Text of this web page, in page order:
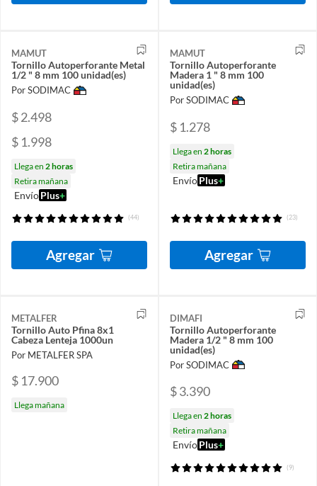
MAMUT
Tornillo Autoperforante Metal
1/2 " 8 mm 100 unidad(es)
Por SODIMAC
$ 2.498
$ 1.998
Llega en 2 horas
Retira mañana
EnvíoPlus+
(44)
Agregar
MAMUT
Tornillo Autoperforante
Madera 1 " 8 mm 100
unidad(es)
Por SODIMAC
$ 1.278
Llega en 2 horas
Retira mañana
EnvíoPlus+
(23)
Agregar
METALFER
Tornillo Auto Pfina 8x1
Cabeza Lenteja 1000un
Por METALFER SPA
$ 17.900
Llega mañana
DIMAFI
Tornillo Autoperforante
Madera 1/2 " 8 mm 100
unidad(es)
Por SODIMAC
$ 3.390
Llega en 2 horas
Retira mañana
EnvíoPlus+
(9)